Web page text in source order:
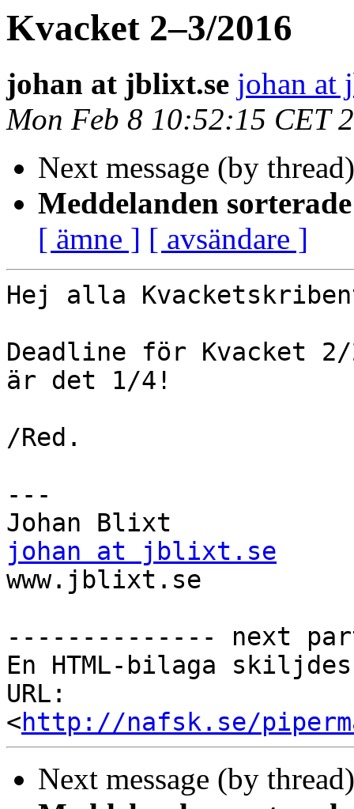
Kvacket 2–3/2016
johan at jblixt.se johan at
Mon Feb 8 10:52:15 CET
Next message (by
Meddelanden
[ ämne ] [ avsändare ]
Hej alla
Deadline för Kvacket
är det 1/4!
/Red.
---
johan at jblixt.se
www.jblixt.se
-------------- next
En HTML-bilaga
URL:
<http://nafsk.se/
Next message (by